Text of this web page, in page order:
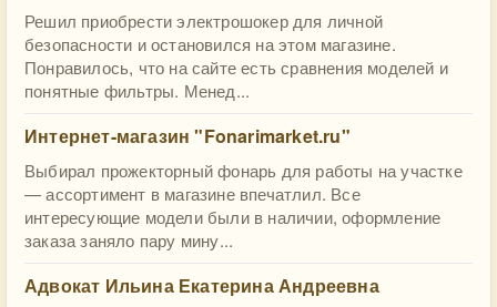
Решил приобрести электрошокер для личной
безопасности и остановился на этом магазине.
Понравилось, что на сайте есть сравнения моделей и
понятные фильтры. Менед...
Интернет-магазин "Fonarimarket.ru"
Выбирал прожекторный фонарь для работы на участке
— ассортимент в магазине впечатлил. Все
интересующие модели были в наличии, оформление
заказа заняло пару мину...
Адвокат Ильина Екатерина Андреевна